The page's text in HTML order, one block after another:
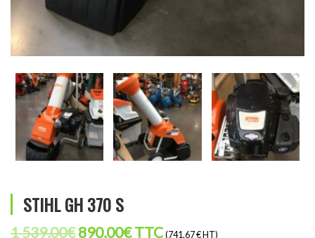
STIHL GH 370 S
1 539,00€ Le
890,00€Le
TTC (741.67 € HT)